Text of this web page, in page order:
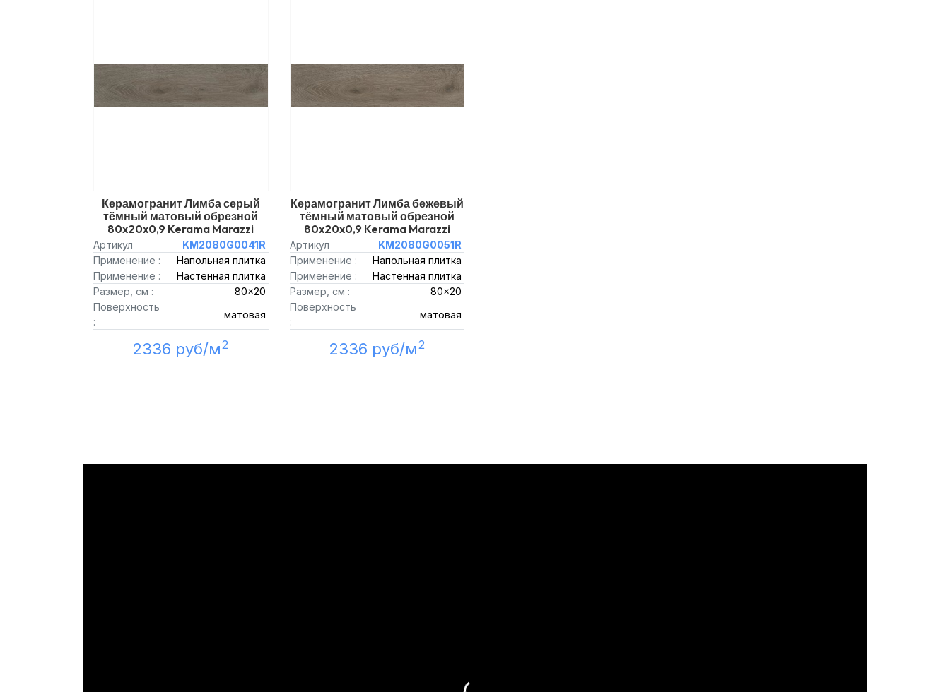
Керамогранит Лимба серый
тёмный матовый обрезной
80x20x0,9 Kerama Marazzi
Артикул
KM2080G0041R
Применение :
Напольная плитка
Применение :
Настенная плитка
Размер, см :
80x20
Поверхность
:
матовая
2336 руб/м2
Керамогранит Лимба бежевый
тёмный матовый обрезной
80x20x0,9 Kerama Marazzi
Артикул
KM2080G0051R
Применение :
Напольная плитка
Применение :
Настенная плитка
Размер, см :
80x20
Поверхность
:
матовая
2336 руб/м2